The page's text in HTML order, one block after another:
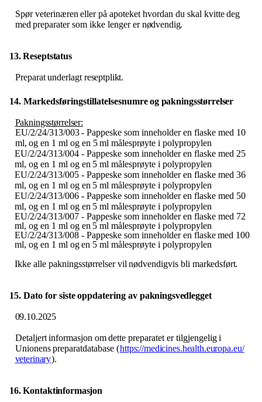
Spør veterinæren eller på apoteket hvordan du skal kvitte deg
med preparater som ikke lenger ernødvendig.
13. Reseptstatus
Preparat underlagt reseptplikt.
14. Markedsføringstillatelsesnumreog pakningsstørrelser
Pakningsstørrelser:
EU​/​2/24/313/003 - Pappeske som inneholder en flaske med 10
ml, og en 1 ml og en 5 ml målesprøyte i polypropylen
EU​/​2/24/313/004 - Pappeske som inneholder en flaske med 25
ml, og en 1 ml og en 5 ml målesprøyte i polypropylen
EU​/​2/24/313/005 - Pappeske som inneholder en flaske med 36
ml, og en 1 ml og en 5 ml målesprøyte i polypropylen
EU​/​2/24/313/006 - Pappeske som inneholder en flaske med 50
ml, og en 1 ml og en 5 ml målesprøyte i polypropylen
EU​/​2/24/313/007 - Pappeske som inneholder en flaske med 72
ml, og en 1 ml og en 5 ml målesprøyte i polypropylen
EU​/​2/24/313/008 - Pappeske som inneholder en flaske med 100
ml, og en 1 ml og en 5 ml målesprøyte i polypropylen
Ikke alle pakningsstørrelser vil nødvendigvis bli markedsført.
15. Dato for siste oppdatering av pakningsvedlegget
09.10.2025
Detaljert informasjon om dette preparatet er tilgjengelig i
Unionens preparatdatabase(https:​/​/medicines.health.europa.eu​/​
veterinary).
16. Kontaktinformasjon